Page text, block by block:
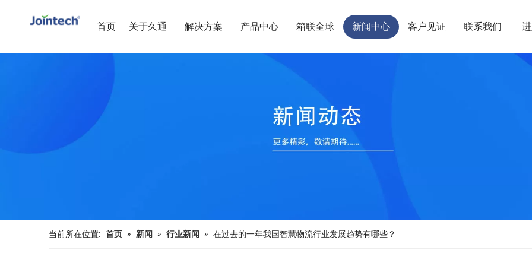
首页 关于久通 解决方案 产品中心 箱联全球 新闻中心 客户见证 联系我们
当前所在位置: 首页 » 新闻 » 行业新闻 » 在过去的一年我国智慧物流行业发展趋势有哪些？